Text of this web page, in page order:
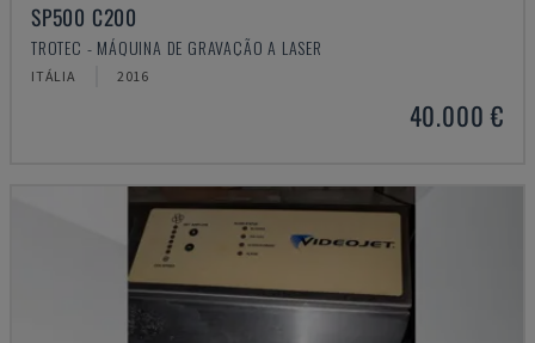
SP500 C200
TROTEC - MÁQUINA DE GRAVAÇÃO A LASER
ITÁLIA 2016
40.000 €